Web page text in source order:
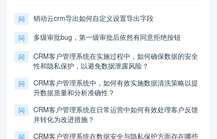
问 销动云crm导出如何自定义设置导出字段
问 多级审批bug，第一级审批后依然有同意拒绝按钮
问
CRM客户管理系统在实施过程中，如何确保数据的安全
性和隐私保护，以避免数据泄露风险？
问
CRM客户管理系统中，如何有效实施数据清洗策略以提
升数据质量和分析准确性？
问
CRM客户管理系统在日常运营中如何有效处理客户反馈
并转化为改进措施？
问
CRM客户管理系统在数据安全与隐私保护方面存在哪些